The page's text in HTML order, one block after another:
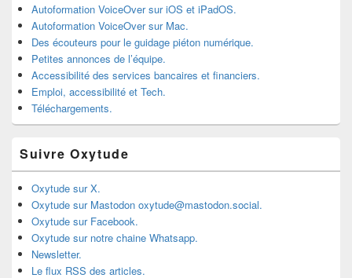
Autoformation VoiceOver sur iOS et iPadOS.
Autoformation VoiceOver sur Mac.
Des écouteurs pour le guidage piéton numérique.
Petites annonces de l’équipe.
Accessibilité des services bancaires et financiers.
Emploi, accessibilité et Tech.
Téléchargements.
Suivre Oxytude
Oxytude sur X.
Oxytude sur Mastodon oxytude@mastodon.social.
Oxytude sur Facebook.
Oxytude sur notre chaine Whatsapp.
Newsletter.
Le flux RSS des articles.